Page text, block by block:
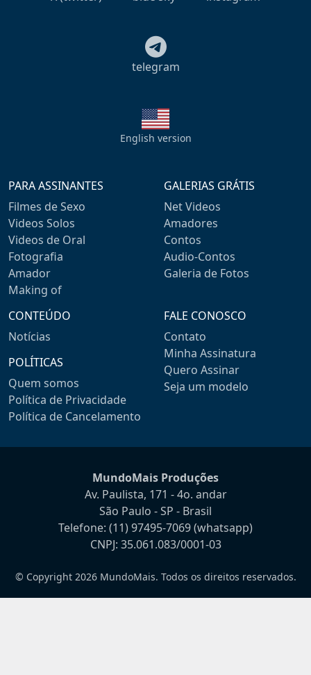
telegram
English version
PARA ASSINANTES
Filmes de Sexo
Videos Solos
Videos de Oral
Fotografia
Amador
Making of
GALERIAS GRÁTIS
Net Videos
Amadores
Contos
Audio-Contos
Galeria de Fotos
CONTEÚDO
Notícias
POLÍTICAS
Quem somos
Política de Privacidade
Política de Cancelamento
FALE CONOSCO
Contato
Minha Assinatura
Quero Assinar
Seja um modelo
MundoMais Produções
Av. Paulista, 171 - 4o. andar
São Paulo - SP - Brasil
Telefone: (11) 97495-7069(whatsapp)
CNPJ: 35.061.083/0001-03
© Copyright 2026 MundoMais. Todos os direitos reservados.